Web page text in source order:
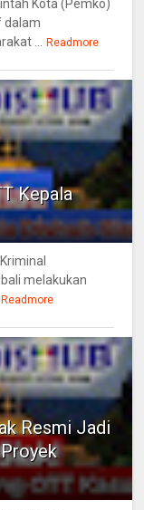
Kota (Pemko)
dalam
... Readmore
Kepala
melakukan
Readmore
Resmi Jadi